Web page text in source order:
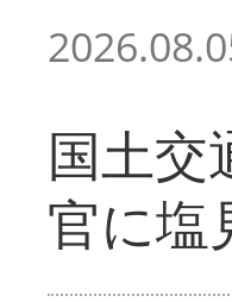
国土
官に塩